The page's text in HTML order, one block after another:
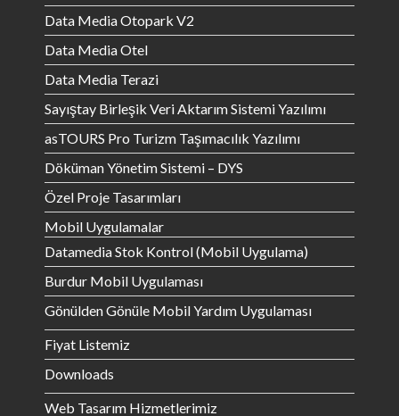
Data Media Otopark V2
Data Media Otel
Data Media Terazi
Sayıştay Birleşik Veri Aktarım Sistemi Yazılımı
asTOURS Pro Turizm Taşımacılık Yazılımı
Döküman Yönetim Sistemi – DYS
Özel Proje Tasarımları
Mobil Uygulamalar
Datamedia Stok Kontrol (Mobil Uygulama)
Burdur Mobil Uygulaması
Gönülden Gönüle Mobil Yardım Uygulaması
Fiyat Listemiz
Downloads
Web Tasarım Hizmetlerimiz